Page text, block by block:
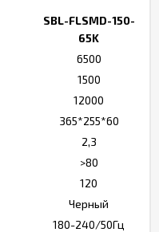
SBL-FLSMD-150-
65K
6500
1500
12000
365*255*60
2,3
>80
120
Черный
180-240/50Гц